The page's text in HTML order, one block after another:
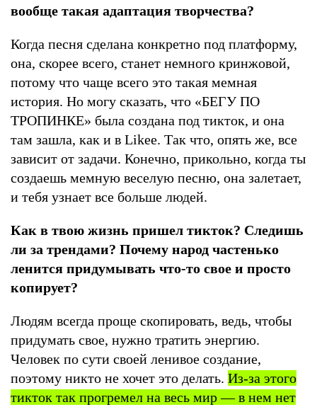
вообще такая адаптация творчества?
Когда песня сделана конкретно под платформу,
она, скорее всего, станет немного кринжовой,
потому что чаще всего это такая мемная
история. Но могу сказать, что «БЕГУ ПО
ТРОПИНКЕ» была создана под тикток, и она
там зашла, как и в Likee. Так что, опять же, все
зависит от задачи. Конечно, прикольно, когда ты
создаешь мемную веселую песню, она залетает,
и тебя узнает все больше людей.
Как в твою жизнь пришел тикток? Следишь
ли за трендами? Почему народ частенько
ленится придумывать что-то свое и просто
копирует?
Людям всегда проще скопировать, ведь, чтобы
придумать свое, нужно тратить энергию.
Человек по сути своей ленивое создание,
поэтому никто не хочет это делать. Из-за этого
тикток так прогремел на весь мир — в нем нет